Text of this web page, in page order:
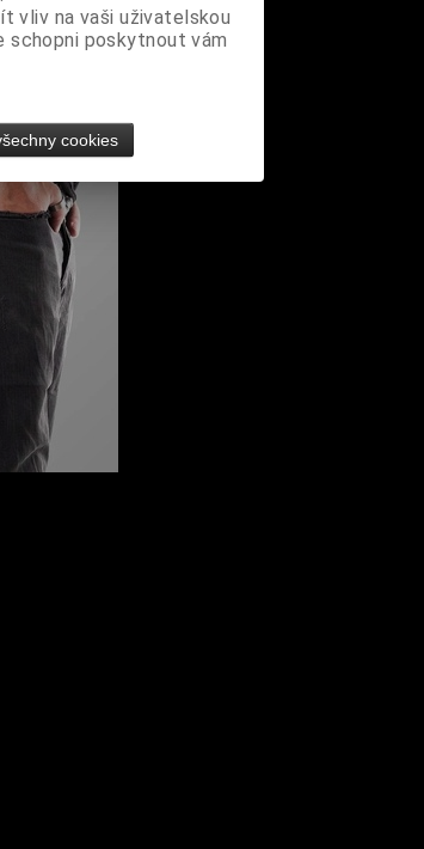
vliv na vaši uživatelskou
schopni poskytnout vám
cookies